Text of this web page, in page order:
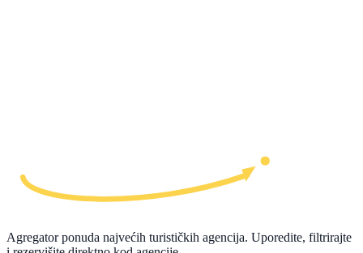
Agregator ponuda najvećih turističkih agencija. Uporedite, filtrirajte